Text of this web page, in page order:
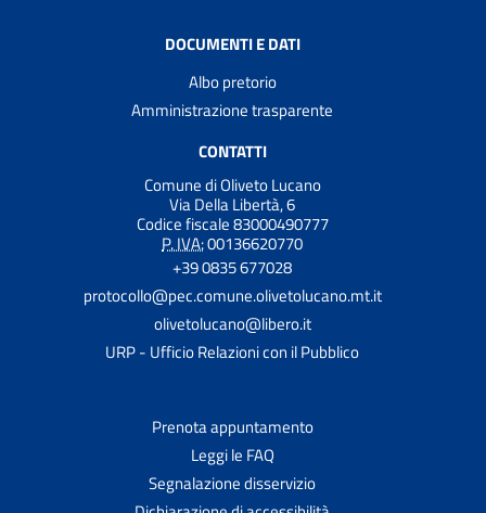
DOCUMENTI E DATI
Albo pretorio
Amministrazione trasparente
CONTATTI
Comune di Oliveto Lucano
Via Della Libertà, 6
Codice fiscale 83000490777
P. IVA:00136620770
+39 0835 677028
protocollo@pec.comune.olivetolucano.mt.it
olivetolucano@libero.it
URP - Ufficio Relazioni con il Pubblico
Prenota appuntamento
Leggi le FAQ
Segnalazione disservizio